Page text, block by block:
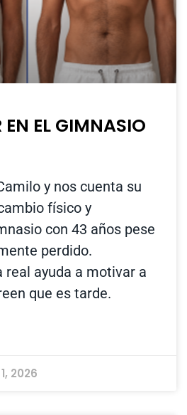
EL GIMNASIO
y nos cuenta su
físico y
con 43 años pese
perdido.
real ayuda a motivar a
que es tarde.
2026